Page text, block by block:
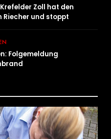
Krefelder Zoll hat den
Riecher und stoppt
Folgemeldung